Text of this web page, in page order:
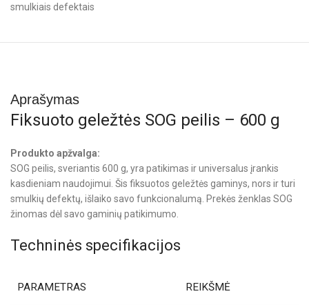
Aprašymas
Fiksuoto geležtės SOG peilis – 600 g
Produkto apžvalga:
SOG peilis, sveriantis 600 g, yra patikimas ir universalus įrankis
kasdieniam naudojimui. Šis fiksuotos geležtės gaminys, nors ir turi
smulkių defektų, išlaiko savo funkcionalumą. Prekės ženklas SOG
žinomas dėl savo gaminių patikimumo.
Techninės specifikacijos
PARAMETRAS REIKŠMĖ